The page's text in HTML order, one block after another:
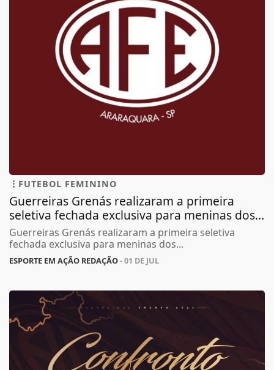
FUTEBOL FEMININO
Guerreiras Grenás realizaram a primeira
seletiva fechada exclusiva para meninas dos...
Guerreiras Grenás realizaram a primeira seletiva
fechada exclusiva para meninas dos...
ESPORTE EM AÇÃO REDAÇÃO- 01 DE JUL